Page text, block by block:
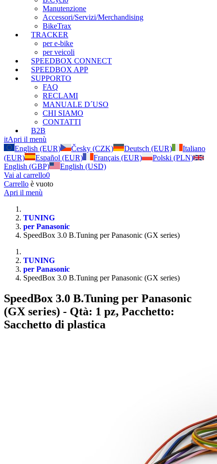
Manutenzione
Accessori/Servizi/Merchandising
BikeTrax
TRACKER
per e-bike
per veicoli
SPEEDBOX CONNECT
SPEEDBOX APP
SUPPORTO
FAQ
RECLAMI
MANUALE D´USO
CHI SIAMO
CONTATTI
B2B
itApri il menù
English (EUR)
Česky (CZK) Deutsch (EUR)
Italiano
(EUR)
Español (EUR) Français (EUR)
Polski (PLN)
English (GBP)
English (USD)
Vai al carrello0
Carrello è vuoto
Apri il menù
TUNING
per Panasonic
SpeedBox 3.0 B.Tuning per Panasonic (GX series)
TUNING
per Panasonic
SpeedBox 3.0 B.Tuning per Panasonic (GX series)
SpeedBox 3.0 B.Tuning per Panasonic
(GX series) - Qtà: 1 pz, Pacchetto:
Sacchetto di plastica